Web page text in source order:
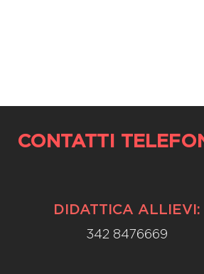
CONTATTI
DIDATTICA ALLIEVI:
342 8476669